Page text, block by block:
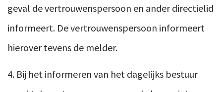
geval de vertrouwenspersoon en ander directielid
informeert. De vertrouwenspersoon informeert
hierover tevens de melder.
4. Bij het informeren van het dagelijks bestuur